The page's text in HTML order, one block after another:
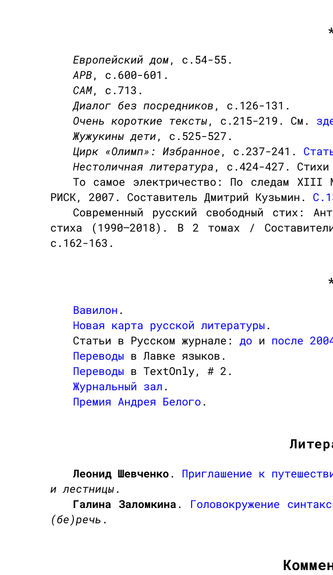
Европейский дом, с.54-55.
АРВ, с.600-601.
САМ, с.713.
Диалог без посредников , с.126-131.
Очень короткие тексты, с.215-219. См.
Жужукины дети, с.525-527.
Цирк «Олимп»: Избранное, с.237-241.
Нестоличная литература , с.424-427.
То самое электричество: По следам XIII
РИСК, 2007. Составитель Дмитрий Кузьмин.
Современный русский свободный стих:
стиха (1990—2018). В 2 томах /
с.162-163.
Вавилон .
Новая карта русской литературы .
Статьи в Русском журнале: до и после
Переводы в Лавке языков.
Переводы в TextOnly, # 2.
Журнальный зал .
Премия Андрея Белого .
Леонид Шевченко . Приглашение к
и лестницы.
Галина Заломкина . Головокружение
(бе)речь .